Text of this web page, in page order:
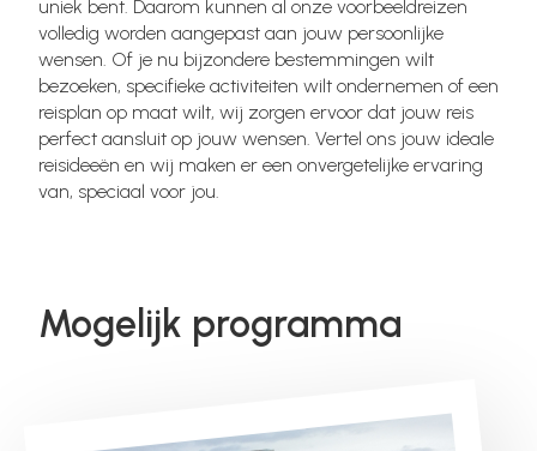
uniek bent. Daarom kunnen al onze voorbeeldreizen
volledig worden aangepast aan jouw persoonlijke
wensen. Of je nu bijzondere bestemmingen wilt
bezoeken, specifieke activiteiten wilt ondernemen of een
reisplan op maat wilt, wij zorgen ervoor dat jouw reis
perfect aansluit op jouw wensen. Vertel ons jouw ideale
reisideeën en wij maken er een onvergetelijke ervaring
van, speciaal voor jou.
Mogelijk programma